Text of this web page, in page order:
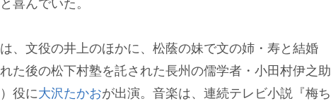
喜んでいた。
、文役の井上のほかに、松蔭の妹で文の姉・寿と結婚
た後の松下村塾を託された長州の儒学者・小田村伊之助
役に大沢たかおが出演。音楽は、連続テレビ小説『梅ち